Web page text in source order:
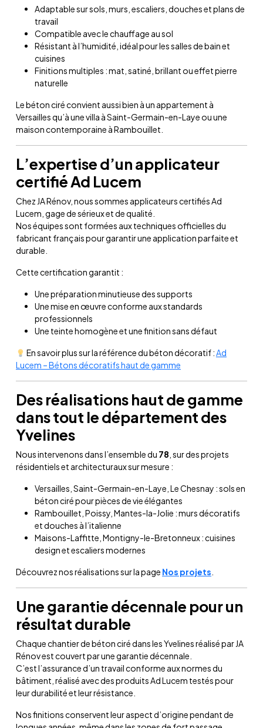
Adaptable sur sols, murs, escaliers, douches et plans de
travail
Compatible avec le chauffage au sol
Résistant à l’humidité, idéal pour les salles de bain et
cuisines
Finitions multiples : mat, satiné, brillant ou effet pierre
naturelle
Le béton ciré convient aussi bien à un appartement à
Versailles qu’à une villa à Saint-Germain-en-Laye ou une
maison contemporaine à Rambouillet.
L’expertise d’un applicateur
certifié Ad Lucem
Chez JA Rénov, nous sommes applicateurs certifiés Ad
Lucem, gage de sérieux et de qualité.
Nos équipes sont formées aux techniques officielles du
fabricant français pour garantir une application parfaite et
durable.
Cette certification garantit :
Une préparation minutieuse des supports
Une mise en œuvre conforme aux standards
professionnels
Une teinte homogène et une finition sans défaut
En savoir plus sur la référence du béton décoratif :Ad
Lucem – Bétons décoratifs haut de gamme
Des réalisations haut de gamme
dans tout le département des
Yvelines
Nous intervenons dans l’ensemble du 78 , sur des projets
résidentiels et architecturaux sur mesure :
Versailles, Saint-Germain-en-Laye, Le Chesnay : sols en
béton ciré pour pièces de vie élégantes
Rambouillet, Poissy, Mantes-la-Jolie : murs décoratifs
et douches à l’italienne
Maisons-Laffitte, Montigny-le-Bretonneux : cuisines
design et escaliers modernes
Découvrez nos réalisations sur la page Nos projets
Une garantie décennale pour un
résultat durable
Chaque chantier de béton ciré dans les Yvelines réalisé par JA
Rénov est couvert par une garantie décennale.
C’est l’assurance d’un travail conforme aux normes du
bâtiment, réalisé avec des produits Ad Lucem testés pour
leur durabilité et leur résistance.
Nos finitions conservent leur aspect d’origine pendant de